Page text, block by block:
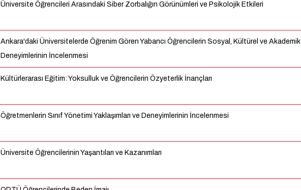
Üniversite Öğrencileri Arasındaki Siber Zorbalığın Görünümleri ve Psikolojik Etkileri
Ankara'daki Üniversitelerde Öğrenim Gören Yabancı Öğrencilerin Sosyal, Kültürel ve Akademik
Deneyimlerinin İncelenmesi
Kültürlerarası Eğitim: Yoksulluk ve Öğrencilerin Özyeterlik İnançları
Öğretmenlerin Sınıf Yönetimi Yaklaşımları ve Deneyimlerinin İncelenmesi
Üniversite Öğrencilerinin Yaşantıları ve Kazanımları